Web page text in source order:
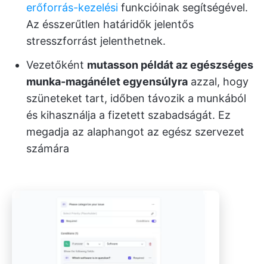
erőforrás-kezelési funkcióinak segítségével.
Az ésszerűtlen határidők jelentős
stresszforrást jelenthetnek.
Vezetőként mutasson példát az egészséges
munka-magánélet egyensúlyra azzal, hogy
szüneteket tart, időben távozik a munkából
és kihasználja a fizetett szabadságát. Ez
megadja az alaphangot az egész szervezet
számára